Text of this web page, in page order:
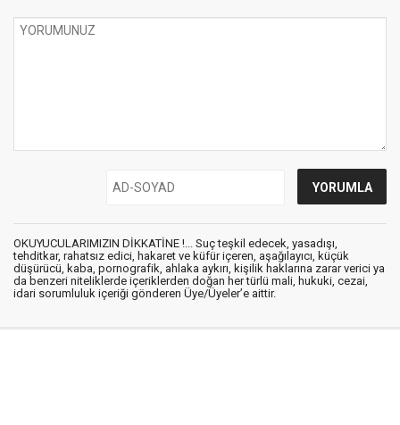
OKUYUCULARIMIZIN DİKKATİNE !... Suç teşkil edecek, yasadışı,
tehditkar, rahatsız edici, hakaret ve küfür içeren, aşağılayıcı, küçük
düşürücü, kaba, pornografik, ahlaka aykırı, kişilik haklarına zarar verici ya
da benzeri niteliklerde içeriklerden doğan her türlü mali, hukuki, cezai,
idari sorumluluk içeriği gönderen Üye/Üyeler’e aittir.